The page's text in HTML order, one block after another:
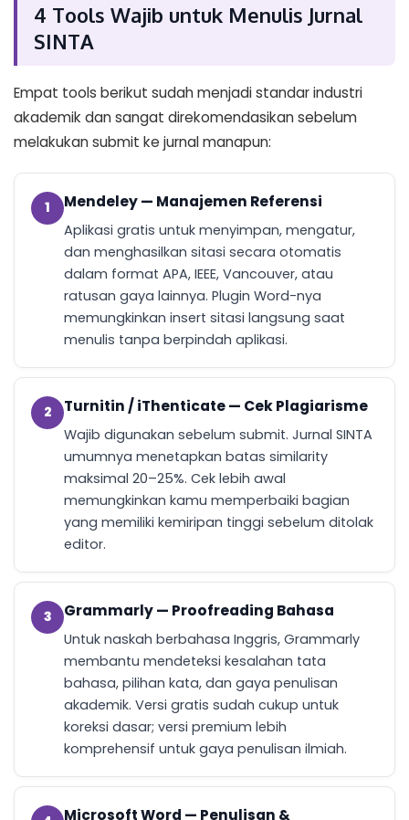
4 Tools Wajib untuk Menulis Jurnal
SINTA
Empat tools berikut sudah menjadi standar industri
akademik dan sangat direkomendasikan sebelum
melakukan submit ke jurnal manapun:
1 Mendeley — Manajemen Referensi
Aplikasi gratis untuk menyimpan, mengatur,
dan menghasilkan sitasi secara otomatis
dalam format APA, IEEE, Vancouver, atau
ratusan gaya lainnya. Plugin Word-nya
memungkinkan insert sitasi langsung saat
menulis tanpa berpindah aplikasi.
2 Turnitin / iThenticate — Cek Plagiarisme
Wajib digunakan sebelum submit. Jurnal SINTA
umumnya menetapkan batas similarity
maksimal 20–25%. Cek lebih awal
memungkinkan kamu memperbaiki bagian
yang memiliki kemiripan tinggi sebelum ditolak
editor.
3 Grammarly — Proofreading Bahasa
Untuk naskah berbahasa Inggris, Grammarly
membantu mendeteksi kesalahan tata
bahasa, pilihan kata, dan gaya penulisan
akademik. Versi gratis sudah cukup untuk
koreksi dasar; versi premium lebih
komprehensif untuk gaya penulisan ilmiah.
Microsoft Word — Penulisan &